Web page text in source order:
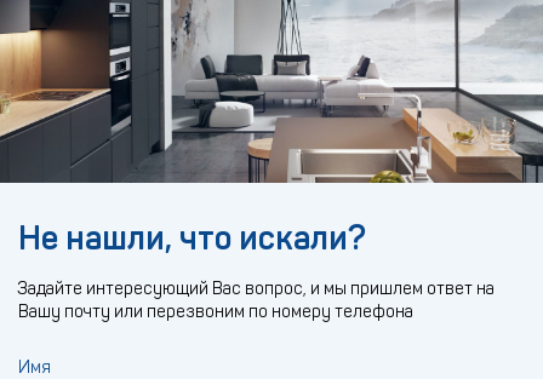
Не нашли, что искали?
Задайте интересующий Вас вопрос, и мы пришлем ответ на
Вашу почту или перезвоним по номеру телефона
Имя